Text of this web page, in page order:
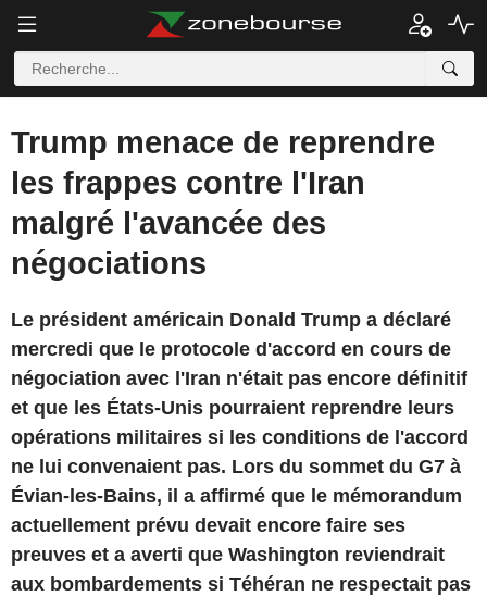
Trump menace de reprendre
les frappes contre l'Iran
malgré l'avancée des
négociations
Le président américain Donald Trump a déclaré
mercredi que le protocole d'accord en cours de
négociation avec l'Iran n'était pas encore définitif
et que les États-Unis pourraient reprendre leurs
opérations militaires si les conditions de l'accord
ne lui convenaient pas. Lors du sommet du G7 à
Évian-les-Bains, il a affirmé que le mémorandum
actuellement prévu devait encore faire ses
preuves et a averti que Washington reviendrait
aux bombardements si Téhéran ne respectait pas